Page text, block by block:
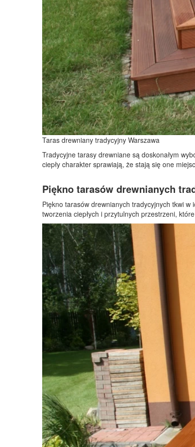
Taras drewniany tradycyjny Warszawa
Tradycyjne tarasy drewniane są doskonałym
ciepły charakter sprawiają, że stają się one
Piękno tarasów drewnianych
Piękno tarasów drewnianych tradycyjnych tkwi
tworzenia ciepłych i przytulnych przestrzeni,